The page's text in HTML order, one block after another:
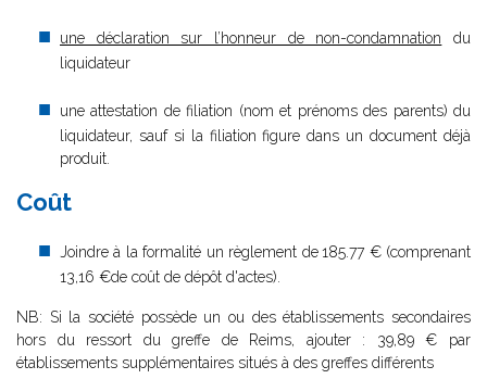
une déclaration sur l’honneur de non-condamnation du
liquidateur
une attestation de filiation (nom et prénoms des parents) du
liquidateur, sauf si la filiation figure dans un document déjà
produit.
Coût
Joindre à la formalité un règlement de 185.77 € (comprenant
13,16 €de coût de dépôt d'actes).
NB: Si la société possède un ou des établissements secondaires
hors du ressort du greffe de Reims, ajouter : 39,89 € par
établissements supplémentaires situés à des greffes différents